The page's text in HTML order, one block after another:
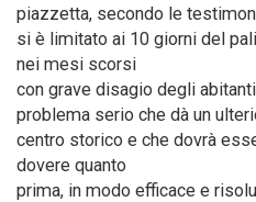
piazzetta, secondo le
si è limitato ai 10 giorni del
nei mesi scorsi
con grave disagio degli
problema serio che dà un
centro storico e che dovrà
dovere quanto
prima, in modo efficace e